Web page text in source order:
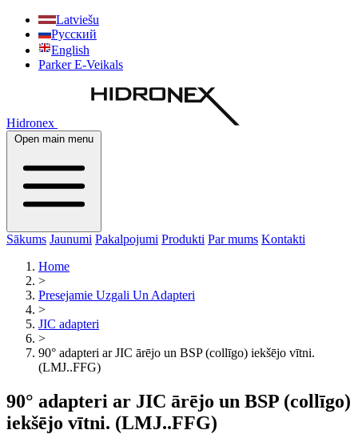
Latviešu
Русский
English
Parker E-Veikals
Hidronex
Open main menu
Sākums Jaunumi Pakalpojumi Produkti Par mums Kontakti
Home
>
Presejamie Uzgali Un Adapteri
>
JIC adapteri
>
90° adapteri ar JIC ārējo un BSP (collīgo) iekšējo vītni.
(LMJ..FFG)
90° adapteri ar JIC ārējo un BSP (collīgo)
iekšējo vītni. (LMJ..FFG)